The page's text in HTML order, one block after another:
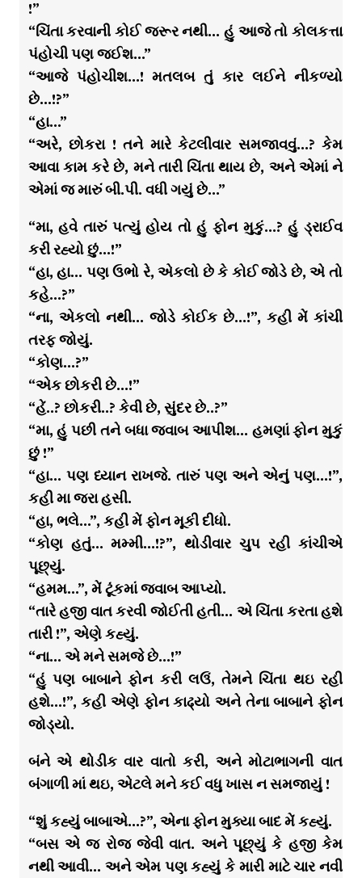
!”
“ચિંતા કરવાની કોઈ જરૂર નથી… હું આજે તો કોલકત્તા
પંહોચી પણ જઈશ…”
“આજે પંહોચીશ…! મતલબ તું કાર લઈને નીકળ્યો
છે…!?”
“હા…”
“અરે, છોકરા ! તને મારે કેટલીવાર સમજાવવું…? કેમ
આવા કામ કરે છે, મને તારી ચિંતા થાય છે, અને એમાં ને
એમાં જ મારું બી.પી. વધી ગયું છે…”
“મા, હવે તારું પત્યું હોય તો હું ફોન મુકું…? હું ડ્રાઈવ
કરી રહ્યો છું…!”
“હા, હા… પણ ઉભો રે, એકલો છે કે કોઈ જોડે છે, એ તો
કહે…?”
“ના, એકલો નથી… જોડે કોઈક છે…!”, કહી મેં કાંચી
તરફ જોયું.
“કોણ…?”
“એક છોકરી છે…!”
“હેં..? છોકરી..? કેવી છે, સુંદર છે..?”
“મા, હું પછી તને બધા જવાબ આપીશ… હમણાં ફોન મુકું
છું !”
“હા… પણ ધ્યાન રાખજે. તારું પણ અને એનું પણ…!”,
કહી મા જરા હસી.
“હા, ભલે…”, કહી મેં ફોન મૂકી દીધો.
“કોણ હતું… મમ્મી…!?”, થોડીવાર ચુપ રહી કાંચીએ
પૂછ્યું.
“હમમ…”, મેં ટૂંકમાં જવાબ આપ્યો.
“તારે હજી વાત કરવી જોઈતી હતી… એ ચિંતા કરતા હશે
તારી !”, એણે કહ્યું.
“ના… એ મને સમજે છે…!”
“હું પણ બાબાને ફોન કરી લઉં, તેમને ચિંતા થઇ રહી
હશે…!”, કહી એણે ફોન કાઢ્યો અને તેના બાબાને ફોન
જોડ્યો.
બંને એ થોડીક વાર વાતો કરી, અને મોટાભાગની વાત
બંગાળી માં થઇ, એટલે મને કઈ વધુ ખાસ ન સમજાયું !
“શું કહ્યું બાબાએ…?”, એના ફોન મુક્યા બાદ મેં કહ્યું.
“બસ એ જ રોજ જેવી વાત. અને પૂછ્યું કે હજી કેમ
નથી આવી… અને એમ પણ કહ્યું કે મારી માટે ચાર નવી